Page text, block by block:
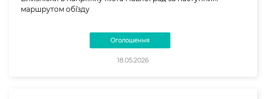
маршрутом об`їзду
Оголошення
18.05.2026